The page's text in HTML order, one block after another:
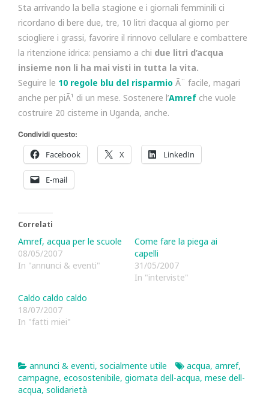
Sta arrivando la bella stagione e i giornali femminili ci
ricordano di bere due, tre, 10 litri d’acqua al giorno per
sciogliere i grassi, favorire il rinnovo cellulare e combattere
la ritenzione idrica: pensiamo a chi due litri d’acqua
insieme non li ha mai visti in tutta la vita.
Seguire le 10 regole blu del risparmio Ã¨ facile, magari
anche per piÃ¹ di un mese. Sostenere l’Amref che vuole
costruire 20 cisterne in Uganda, anche.
Condividi questo:
Facebook
X LinkedIn
E-mail
Correlati
Amref, acqua per le scuole
08/05/2007
In "annunci & eventi"
Come fare la piega ai
capelli
31/05/2007
In "interviste"
Caldo caldo caldo
18/07/2007
In "fatti miei"
annunci & eventi, socialmente utile acqua, amref,
campagne, ecosostenibile, giornata dell-acqua, mese dell-
acqua, solidarietà